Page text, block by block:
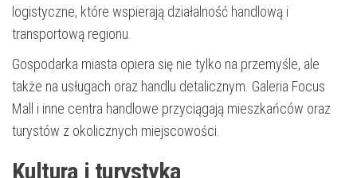
logistyczne, które wspierają działalność handlową i
transportową regionu.
Gospodarka miasta opiera się nie tylko na przemyśle, ale
także na usługach oraz handlu detalicznym. Galeria Focus
Mall i inne centra handlowe przyciągają mieszkańców oraz
turystów z okolicznych miejscowości.
Kultura i turystyka